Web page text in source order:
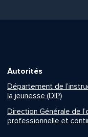
Autorités
Département de
la jeunesse (DIP)
Direction Générale de
professionnelle et